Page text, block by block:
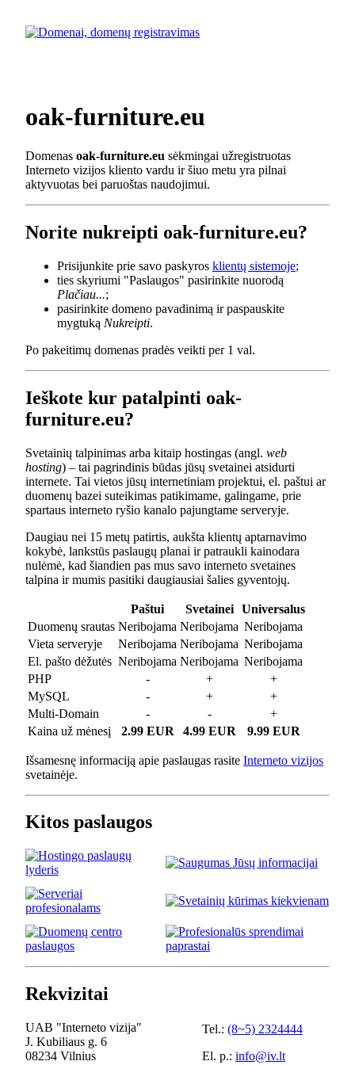
oak-furniture.eu
Domenas oak-furniture.eu sėkmingai užregistruotas
Interneto vizijos kliento vardu ir šiuo metu yra pilnai
aktyvuotas bei paruoštas naudojimui.
Norite nukreipti oak-furniture.eu?
Prisijunkite prie savo paskyros klientų sistemoje;
ties skyriumi "Paslaugos" pasirinkite nuorodą
Plačiau...;
pasirinkite domeno pavadinimą ir paspauskite
mygtuką Nukreipti.
Po pakeitimų domenas pradės veikti per 1 val.
Ieškote kur patalpinti oak-
furniture.eu?
Svetainių talpinimas arba kitaip hostingas (angl. web
hosting) – tai pagrindinis būdas jūsų svetainei atsidurti
internete. Tai vietos jūsų internetiniam projektui, el. paštui ar
duomenų bazei suteikimas patikimame, galingame, prie
spartaus interneto ryšio kanalo pajungtame serveryje.
Daugiau nei 15 metų patirtis, aukšta klientų aptarnavimo
kokybė, lankstūs paslaugų planai ir patraukli kainodara
nulėmė, kad šiandien pas mus savo interneto svetaines
talpina ir mumis pasitiki daugiausiai šalies gyventojų.
Paštui Svetainei
Universalus
Duomenų srautas Neribojama Neribojama Neribojama
Vieta serveryje
Neribojama Neribojama Neribojama
El. pašto dėžutės Neribojama Neribojama Neribojama
PHP
- +
+
MySQL
- +
+
Multi-Domain
- -
+
Kaina už mėnesį
2.99 EUR 4.99 EUR 9.99 EUR
Išsamesnę informaciją apie paslaugas rasite Interneto vizijos
svetainėje.
Kitos paslaugos
Rekvizitai
UAB "Interneto vizija"
J. Kubiliaus g. 6
08234 Vilnius
Tel.: (8~5) 2324444
El. p.: info@iv.lt